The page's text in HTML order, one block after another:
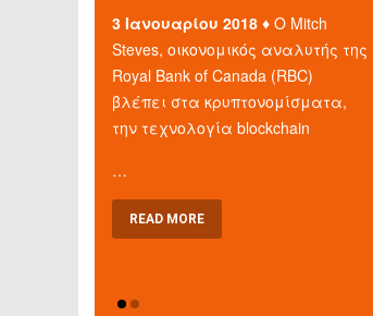
3 Ιανουαρίου 2018 ♦Ο Mitch
Steves, οικονομικός αναλυτής της
Royal Bank of Canada (RBC)
βλέπει στα κρυπτονομίσματα,
την τεχνολογία blockchain
…
READ MORE